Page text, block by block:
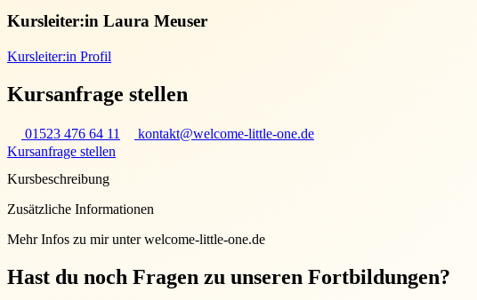
Kursleiter:in Laura Meuser
Kursleiter:in Profil
Kursanfrage stellen
01523 476 64 11
kontakt@welcome-little-one.de
Kursanfrage stellen
Kursbeschreibung
Zusätzliche Informationen
Mehr Infos zu mir unter welcome-little-one.de
Hast du noch Fragen zu unseren Fortbildungen?